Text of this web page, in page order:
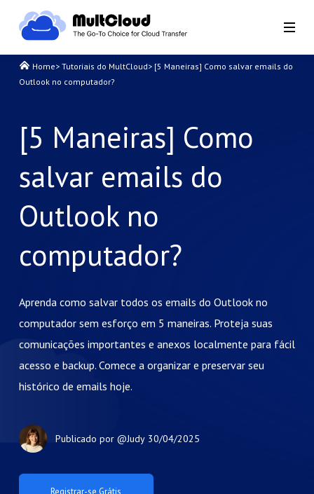
Home> Tutoriais do MultCloud> [5 Maneiras] Como salvar emails do
Outlook no computador?
[5 Maneiras] Como
salvar emails do
Outlook no
computador?
Aprenda como salvar todos os emails do Outlook no
computador sem esforço em 5 maneiras. Proteja suas
comunicações importantes e anexos localmente para fácil
acesso e backup. Comece a organizar e preservar seu
histórico de emails hoje.
Publicado por @Judy 30/04/2025